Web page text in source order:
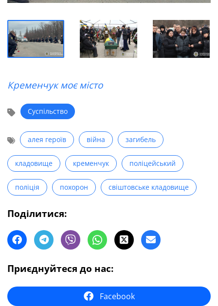
Кременчук моє місто
Суспільство
алея героїв війна загибель
кладовище кременчук поліцейський
поліція похорон свіштовське кладовище
Поділитися:
Приєднуйтеся до нас:
Facebook